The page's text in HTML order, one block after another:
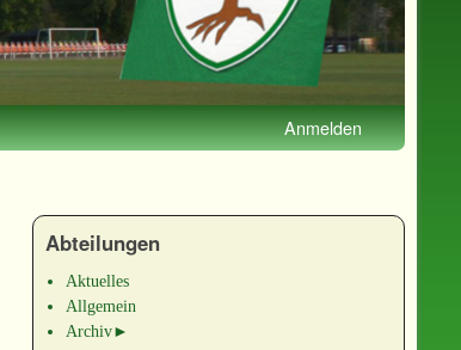
Anmelden
Abteilungen
Aktuelles
Allgemein
Archiv►